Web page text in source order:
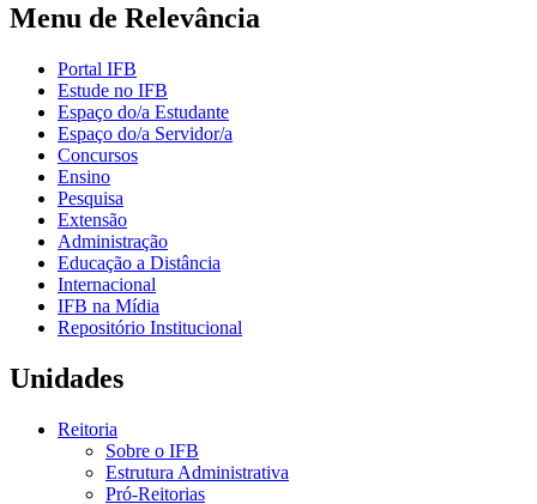
Menu de Relevância
Portal IFB
Estude no IFB
Espaço do/a Estudante
Espaço do/a Servidor/a
Concursos
Ensino
Pesquisa
Extensão
Administração
Educação a Distância
Internacional
IFB na Mídia
Repositório Institucional
Unidades
Reitoria
Sobre o IFB
Estrutura Administrativa
Pró-Reitorias